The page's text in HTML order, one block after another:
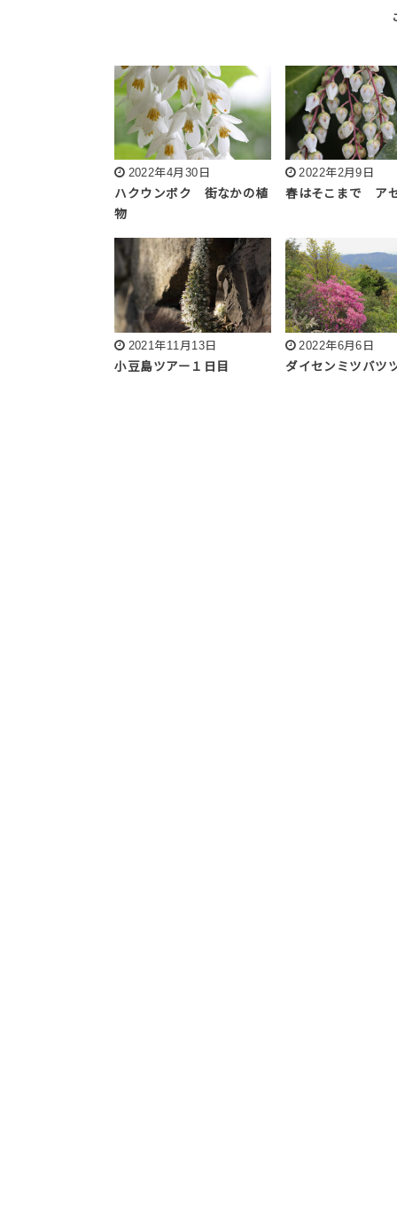
2022年4月30日
ハクウンボク 街なかの植
物
2022年2月9日
春はそこまで ア
2021年11月13日
小豆島ツアー１日目
2022年6月6日
ダイセンミツバ